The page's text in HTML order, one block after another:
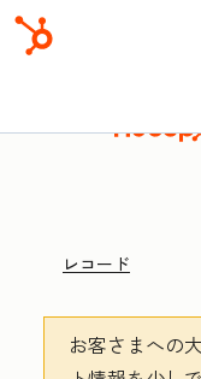
レコード
お客さまへの